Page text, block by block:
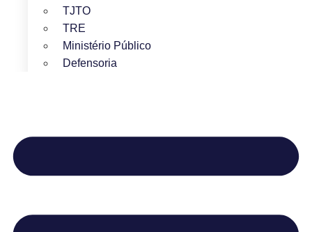
TJTO
TRE
Ministério Público
Defensoria